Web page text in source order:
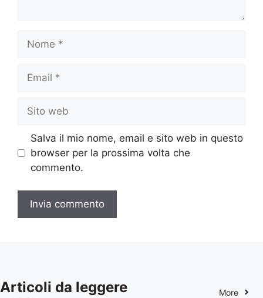
Nome
Email
Sito
web
Salva il mio nome, email e sito web in questo
browser per la prossima volta che
commento.
Articoli da leggere More